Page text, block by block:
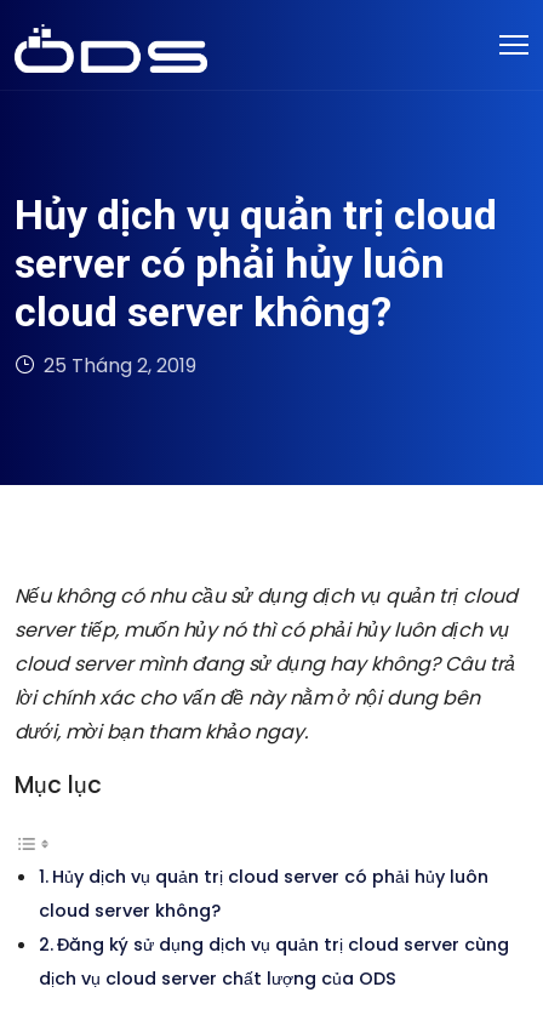
Hủy dịch vụ quản trị cloud
server có phải hủy luôn
cloud server không?
25 Tháng 2, 2019
Nếu không có nhu cầu sử dụng dịch vụ quản trị cloud
server tiếp, muốn hủy nó thì có phải hủy luôn dịch vụ
cloud server mình đang sử dụng hay không? Câu trả
lời chính xác cho vấn đề này nằm ở nội dung bên
dưới, mời bạn tham khảo ngay.
Mục lục
Hủy dịch vụ quản trị cloud server có phải hủy luôn
cloud server không?
Đăng ký sử dụng dịch vụ quản trị cloud server cùng
dịch vụ cloud server chất lượng của ODS